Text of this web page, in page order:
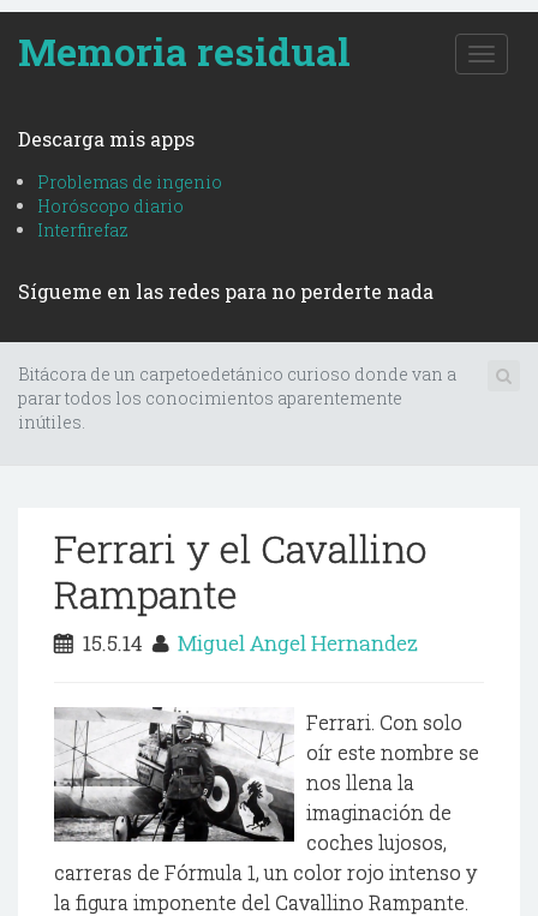
Memoria residual
T
o
t
Descarga mis apps
Problemas de ingenio
Horóscopo diario
Interfirefaz
Sígueme en las redes para no perderte nada
Bitácora de un carpetoedetánico curioso donde van a
parar todos los conocimientos aparentemente
inútiles.
Ferrari y el Cavallino
Rampante
15.5.14 Miguel Angel Hernandez
Ferrari. Con solo
oír este nombre se
nos llena la
imaginación de
coches lujosos,
carreras de Fórmula 1, un color rojo intenso y
la figura imponente del Cavallino Rampante.